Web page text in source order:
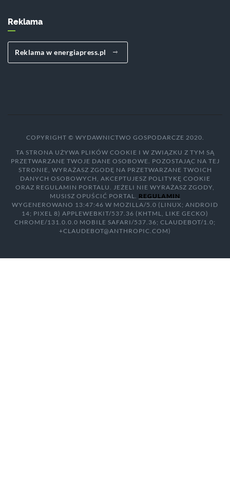
Reklama
Reklama w energiapress.pl
COPYRIGHT © WYDAWNICTWO GOSPODARCZE 2020.
TA STRONA UŻYWA PLIKÓW COOKIE I W ZWIĄZKU Z TYM SĄ
PRZETWARZANE TWOJE DANE OSOBOWE. POZOSTAJĄC NA TEJ
STRONIE, WYRAŻASZ ZGODĘ NA PRZETWARZANE TWOICH
DANYCH OSOBOWYCH, AKCEPTUJESZ POLITYKĘ COOKIE
ORAZ REGULAMIN PORTALU. JEŻELI NIE WYRAŻASZ ZGODY,
MUSISZ OPUŚCIĆ PORTAL. REGULAMIN
WYGENEROWANO 13:47:46 W MOZILLA/5.0 (LINUX; ANDROID
14; PIXEL 8) APPLEWEBKIT/537.36 (KHTML, LIKE GECKO)
CHROME/131.0.0.0 MOBILE SAFARI/537.36; CLAUDEBOT/1.0;
+CLAUDEBOT@ANTHROPIC.COM)